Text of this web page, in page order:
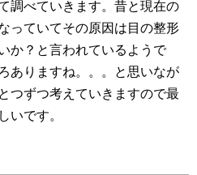
調べていきます。昔と現在の
っていてその原因は目の整形
か？と言われているようで
ありますね。。。と思いなが
つずつ考えていきますので最
いです。